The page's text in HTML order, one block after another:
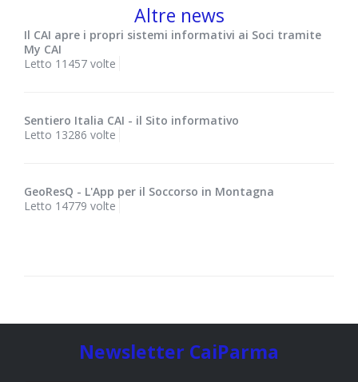
Altre news
Il CAI apre i propri sistemi informativi ai Soci tramite
My CAI
Letto 11457 volte
Sentiero Italia CAI - il Sito informativo
Letto 13286 volte
GeoResQ - L'App per il Soccorso in Montagna
Letto 14779 volte
Newsletter CaiParma